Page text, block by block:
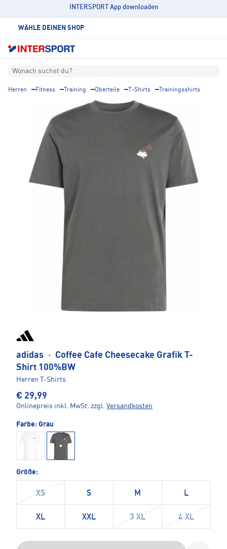
INTERSPORT App downloaden
WÄHLE DEINEN SHOP
Wonach suchst du?
Herren Fitness Training Oberteile T-Shirts Trainingsshirts
adidas ·
Coffee Cafe Cheesecake Grafik T-
Shirt 100%BW
Herren T-Shirts
€ 29,99
Onlinepreis inkl. MwSt. zzgl. Versandkosten
Farbe: Grau
Größe:
XS S M L
XL XXL 3 XL 4 XL